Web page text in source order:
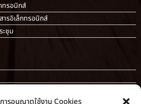
ารอนุญาตใช้งาน Cookies
ทรอนิกส์
ารอิเล็กทรอนิกส์
ะชุม